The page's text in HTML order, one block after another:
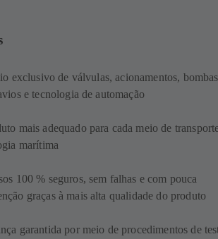
exclusivo de válvulas, acionamentos, bombas
e tecnologia de automação
mais adequado para cada meio de
marítima
100 % seguros, sem falhas e com pouca
graças à mais alta qualidade do produto
garantida por meio de procedimentos de